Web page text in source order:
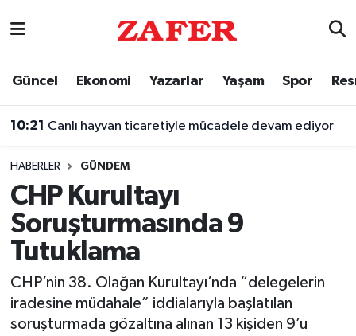
Güncel Ekonomi Yazarlar Yaşam Spor
10:21 Canlı hayvan ticaretiyle mücadele devam ediyor
HABERLER GÜNDEM
CHP Kurultayı
Soruşturmasında 9
Tutuklama
CHP’nin 38. Olağan Kurultayı’nda “delegelerin
iradesine müdahale” iddialarıyla başlatılan
soruşturmada gözaltına alınan 13 kişiden 9’u
Nöbetçi Eczaneler
Trafik Durumu
Süper Lig Puan Durumu ve Fikstür
Tüm Manşetler
Son Dakika Haberleri